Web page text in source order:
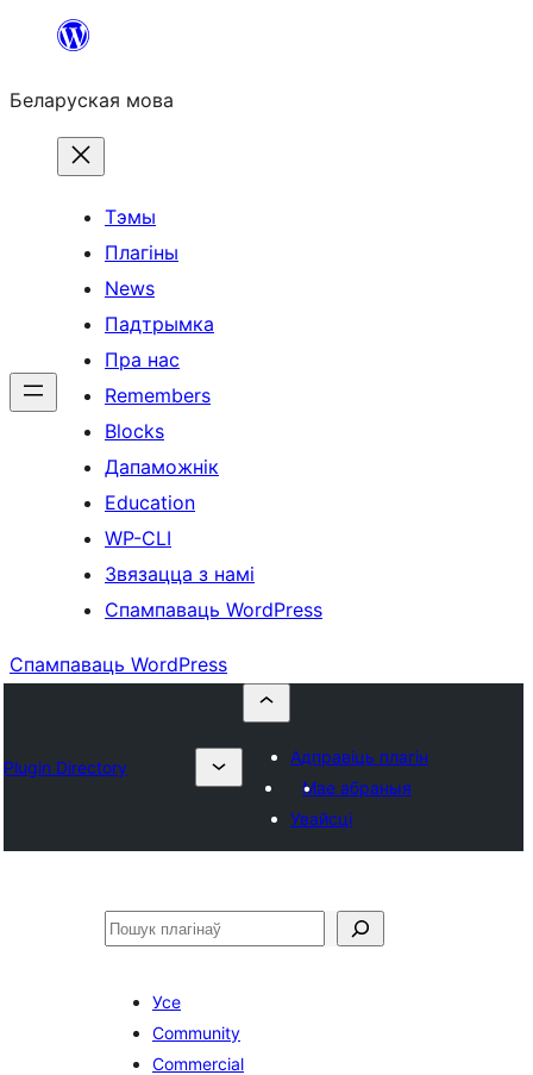
Перайсці
змесціва
Беларуская мова
Тэмы
Плагіны
News
Падтрымка
Пра нас
Remembers
Blocks
Дапаможнік
Education
WP-CLI
Звязацца з намі
Спампаваць WordPress
Спампаваць WordPress
Plugin Directory
Адправіць плагін
Мае абраныя
Увайсці
Пошук
Усе
Community
Commercial